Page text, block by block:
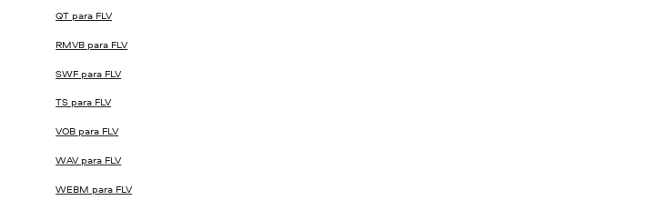
QT para FLV
RMVB para FLV
SWF para FLV
TS para FLV
VOB para FLV
WAV para FLV
WEBM para FLV